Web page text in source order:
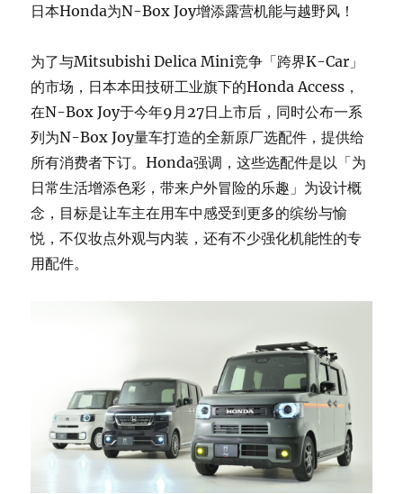
日本Honda为N-Box Joy增添露营机能与越野风！
为了与Mitsubishi Delica Mini竞争「跨界K-Car」
的市场，日本本田技研工业旗下的Honda Access，
在N-Box Joy于今年9月27日上市后，同时公布一系
列为N-Box Joy量车打造的全新原厂选配件，提供给
所有消费者下订。Honda强调，这些选配件是以「为
日常生活增添色彩，带来户外冒险的乐趣」为设计概
念，目标是让车主在用车中感受到更多的缤纷与愉
悦，不仅妆点外观与内装，还有不少强化机能性的专
用配件。